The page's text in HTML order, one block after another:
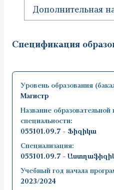
Дополнительная
Спецификация
Уровень образования
Магистр
Название
специальности:
055101.09.7 - Ֆիզիկա
Специализация:
055101.09.7 -
Учебный год начала
2023/2024